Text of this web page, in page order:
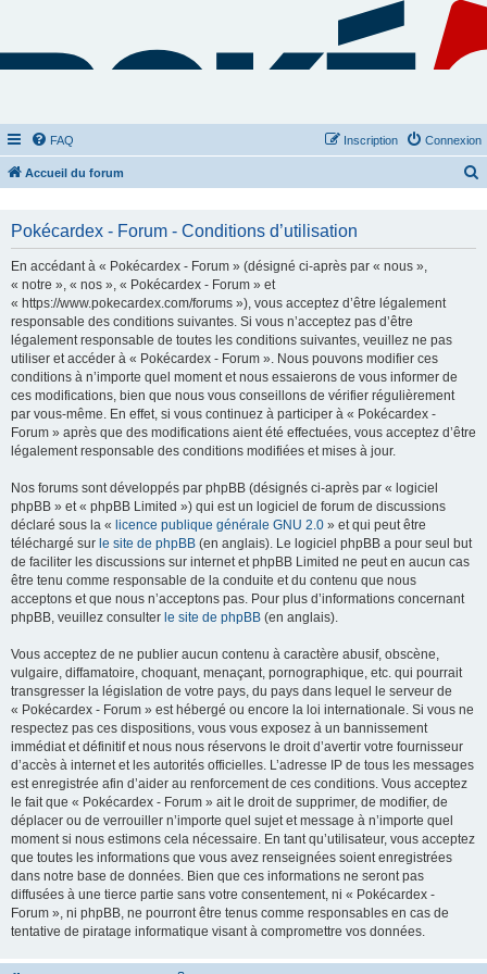
FAQ Connexion
Inscription
Accueil du forum
Pokécardex - Forum - Conditions d’utilisation
En accédant à « Pokécardex - Forum » (désigné ci-après par « nous »,
« notre », « nos », « Pokécardex - Forum » et
« https://www.pokecardex.com/forums »), vous acceptez d’être légalement
responsable des conditions suivantes. Si vous n’acceptez pas d’être
légalement responsable de toutes les conditions suivantes, veuillez ne pas
utiliser et accéder à « Pokécardex - Forum ». Nous pouvons modifier ces
conditions à n’importe quel moment et nous essaierons de vous informer de
ces modifications, bien que nous vous conseillons de vérifier régulièrement
par vous-même. En effet, si vous continuez à participer à « Pokécardex -
Forum » après que des modifications aient été effectuées, vous acceptez d’être
légalement responsable des conditions modifiées et mises à jour.
Nos forums sont développés par phpBB (désignés ci-après par « logiciel
phpBB » et « phpBB Limited ») qui est un logiciel de forum de discussions
déclaré sous la « licence publique générale GNU 2.0 » et qui peut être
téléchargé sur le site de phpBB (en anglais). Le logiciel phpBB a pour seul but
de faciliter les discussions sur internet et phpBB Limited ne peut en aucun cas
être tenu comme responsable de la conduite et du contenu que nous
acceptons et que nous n’acceptons pas. Pour plus d’informations concernant
phpBB, veuillez consulter le site de phpBB (en anglais).
Vous acceptez de ne publier aucun contenu à caractère abusif, obscène,
vulgaire, diffamatoire, choquant, menaçant, pornographique, etc. qui pourrait
transgresser la législation de votre pays, du pays dans lequel le serveur de
« Pokécardex - Forum » est hébergé ou encore la loi internationale. Si vous ne
respectez pas ces dispositions, vous vous exposez à un bannissement
immédiat et définitif et nous nous réservons le droit d’avertir votre fournisseur
d’accès à internet et les autorités officielles. L’adresse IP de tous les messages
est enregistrée afin d’aider au renforcement de ces conditions. Vous acceptez
le fait que « Pokécardex - Forum » ait le droit de supprimer, de modifier, de
déplacer ou de verrouiller n’importe quel sujet et message à n’importe quel
moment si nous estimons cela nécessaire. En tant qu’utilisateur, vous acceptez
que toutes les informations que vous avez renseignées soient enregistrées
dans notre base de données. Bien que ces informations ne seront pas
diffusées à une tierce partie sans votre consentement, ni « Pokécardex -
Forum », ni phpBB, ne pourront être tenus comme responsables en cas de
tentative de piratage informatique visant à compromettre vos données.